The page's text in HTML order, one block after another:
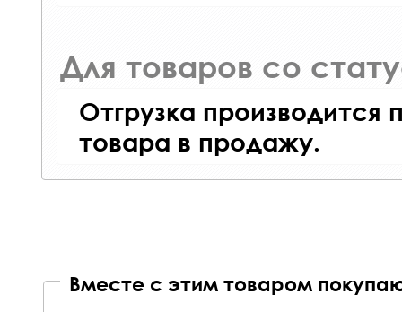
Для товаров со
Отгрузка производится
товара в продажу.
Вместе с этим товаром